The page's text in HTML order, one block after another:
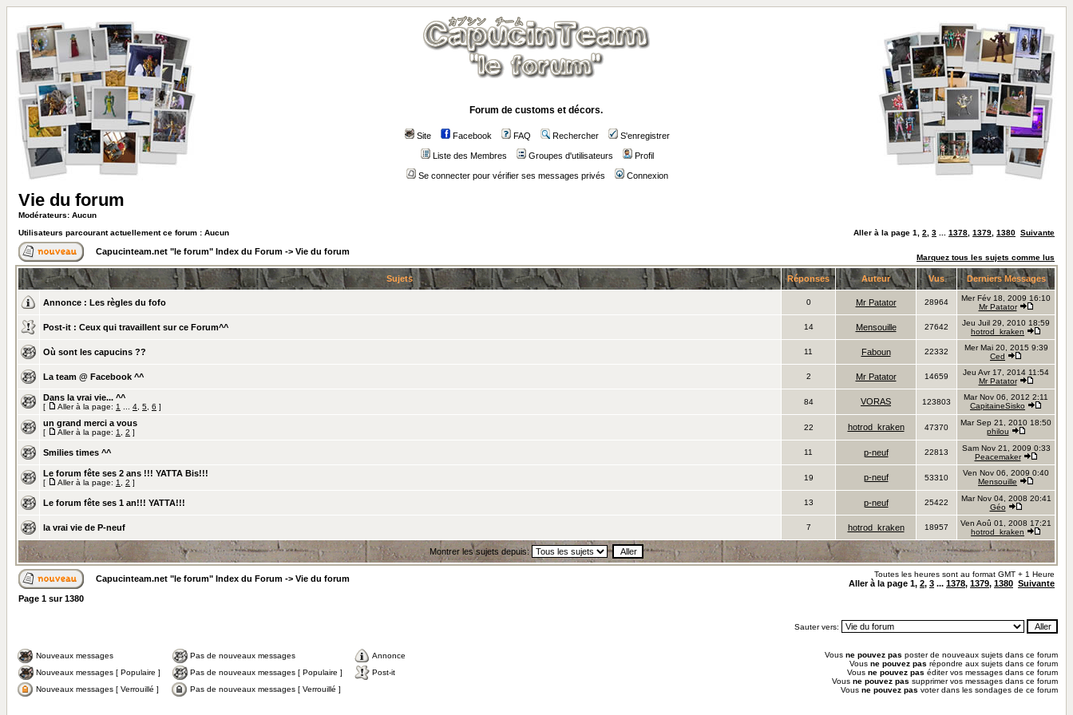
Forum de customs et décors.
Site Facebook FAQ Rechercher S'enregistrer
Liste des Membres Groupes d'utilisateurs Profil
Se connecter pour vérifier ses messages privés Connexion
Vie du forum
Modérateurs: Aucun
Utilisateurs parcourant actuellement ce forum : Aucun
Aller à la page 1 2 3 1378 1379 1380 Suivante
Capucinteam.net "le forum" Index du Forum -> Vie du forum
Marquez tous les sujets comme lus
Sujets Réponses Auteur Vus Derniers Messages
Annonce : Les règles du fofo 0 Mr Patator 28964
Mer Fév 18, 2009 16:10
Mr Patator
Post-it : Ceux qui travaillent sur ce Forum^^ 14 Mensouille 27642
Jeu Juil 29, 2010 18:59
hotrod_kraken
Où sont les capucins ?? 11 Faboun 22332
Mer Mai 20, 2015 9:39
Ced
La team @ Facebook ^^ 2 Mr Patator 14659
Jeu Avr 17, 2014 11:54
Mr Patator
Dans la vrai vie... ^^
[ Aller à la page: 1 4 5 6 ]
84 VORAS 123803
Mar Nov 06, 2012 2:11
CapitaineSisko
un grand merci a vous
[ Aller à la page: 1 2 ]
22 hotrod_kraken 47370
Mar Sep 21, 2010 18:50
philou
Smilies times ^^ 11 p-neuf 22813
Sam Nov 21, 2009 0:33
Peacemaker
Le forum fête ses 2 ans !!! YATTA Bis!!!
[ Aller à la page: 1 2 ]
19 p-neuf 53310
Ven Nov 06, 2009 0:40
Mensouille
Le forum fête ses 1 an!!! YATTA!!! 13 p-neuf 25422
Mar Nov 04, 2008 20:41
Géo
la vrai vie de P-neuf 7 hotrod_kraken 18957
Ven Aoû 01, 2008 17:21
hotrod_kraken
Montrer les sujets depuis:
Capucinteam.net "le forum" Index du Forum -> Vie du forum Toutes les heures sont au format GMT + 1 Heure
Aller à la page 1, 2, 3 ... 1378, 1379, 1380 Suivante
Page 1 sur1380
Sauter vers:
Nouveaux messages Pas de nouveaux messages
Annonce
Nouveaux messages [ Populaire ]
Pas de nouveaux messages [ Populaire ]
Post-it
Nouveaux messages [ Verrouillé ]
Pas de nouveaux messages [ Verrouillé ]
Vous ne pouvez pas poster de nouveaux sujets dans ce forum
Vous ne pouvez pas répondre aux sujets dans ce forum
Vous ne pouvez pas éditer vos messages dans ce forum
Vous ne pouvez pas supprimer vos messages dans ce forum
Vous ne pouvez pas voter dans les sondages de ce forum